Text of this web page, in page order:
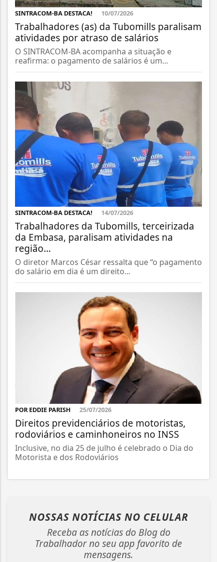
SINTRACOM-BA DESTACA! 10/07/2026
Trabalhadores (as) da Tubomills paralisam
atividades por atraso de salários
O SINTRACOM-BA acompanha a situação e
reafirma: o pagamento de salários é um...
SINTRACOM-BA DESTACA! 14/07/2026
Trabalhadores da Tubomills, terceirizada
da Embasa, paralisam atividades na
região...
O diretor Marcos César ressalta que “o pagamento
do salário em dia é um direito...
POR EDDIE PARISH 25/07/2026
Direitos previdenciários de motoristas,
rodoviários e caminhoneiros no INSS
Inclusive, no dia 25 de julho é celebrado o Dia do
Motorista e dos Rodoviários
NOSSAS NOTÍCIAS NO CELULAR
Receba as notícias do Blog do
Trabalhador no seu app favorito de
mensagens.